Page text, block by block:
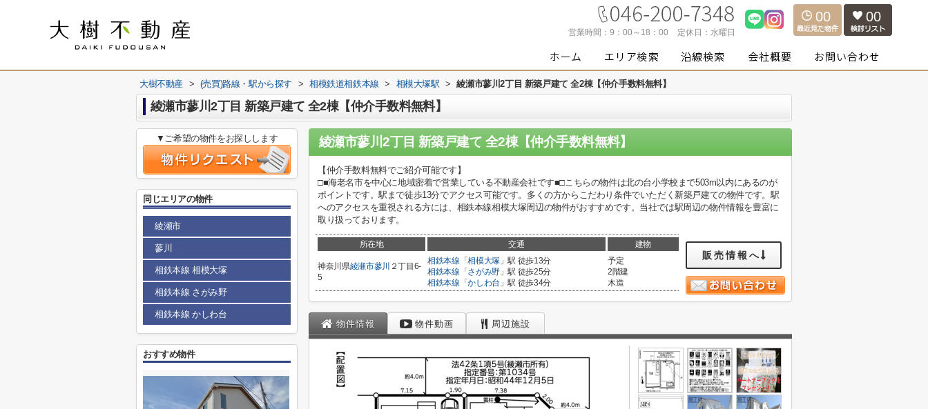
営業時間： 9：00～18：00 定休日： 水曜日
00 00
大樹不動産 > (売買)路線・駅から探す > 相模鉄道相鉄本線 > 相模大塚駅 > 綾瀬市蓼川2丁目 新築戸建て 全2棟【仲介手数料無料】
綾瀬市蓼川2丁目 新築戸建て 全2棟【仲介手数料無料】
綾瀬市蓼川2丁目 新築戸建て 全2棟【仲介手数料無料】
【仲介手数料無料でご紹介可能です】
□■海老名市を中心に地域密着で営業している不動産会社です■□こちらの物件は北の台小学校まで503m以内にあるのが
ポイントです。駅まで徒歩13分でアクセス可能です。多くの方からこだわり条件でいただく新築戸建ての物件です。駅
へのアクセスを重視される方には、相鉄本線相模大塚周辺の物件がおすすめです。当社では駅周辺の物件情報を豊富に
取り扱っております。
所在地 交通 建物
神奈川県綾瀬市蓼川 ２丁目6-
5
相鉄本線 「相模大塚」駅 徒歩13分
相鉄本線 「 さがみ野」駅 徒歩25分
相鉄本線 「かしわ台 」駅 徒歩34分
予定
2階建
木造
販売情報へ
物件情報 物件動画 周辺施設
▼ご希望の物件をお探しします
同じエリアの物件
綾瀬市
蓼川
相鉄本線 相模大塚
相鉄本線 さがみ野
相鉄本線 かしわ台
おすすめ物件